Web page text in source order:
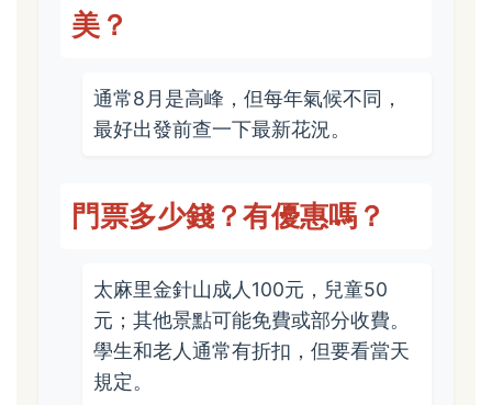
美？
通常8月是高峰，但每年氣候不同，
最好出發前查一下最新花況。
門票多少錢？有優惠嗎？
太麻里金針山成人100元，兒童50
元；其他景點可能免費或部分收費。
學生和老人通常有折扣，但要看當天
規定。